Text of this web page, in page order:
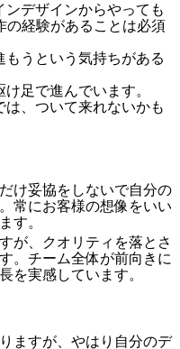
デザインからやっても
の経験があることは必須
うという気持ちがある
足で進んでいます。
、ついて来れないかも
け妥協をしないで自分の
常にお客様の想像をいい
す。
が、クオリティを落とさ
。チーム全体が前向きに
を実感しています。
ますが、やはり自分のデ